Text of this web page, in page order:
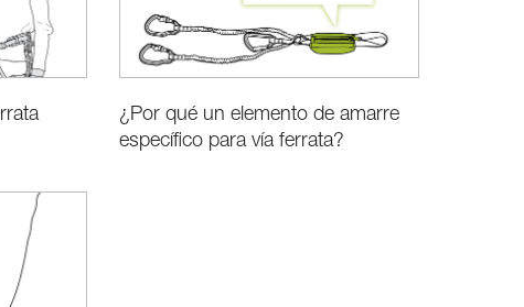
¿Por qué un elemento de amarre
específico para vía ferrata?